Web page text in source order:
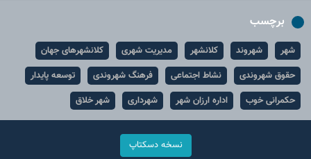
برچسب
شهر شهروند کلانشهر مدیریت شهری
کلانشهرهای جهان
حقوق شهروندی
نشاط اجتماعی فرهنگ شهروندی
توسعه پایدار
حکمرانی خوب
اداره ارزان شهر شهرداری شهر خلاق
نسخه دسکتاپ